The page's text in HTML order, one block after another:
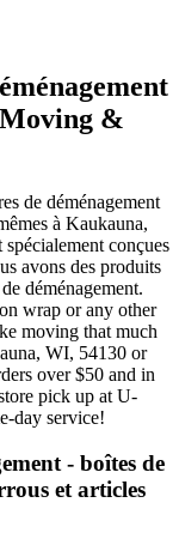
&
de déménagement
à Kaukauna,
conçues
avons des produits
déménagement.
wrap or any other
moving that much
WI, 54130 or
over $50 and in
pick up at U-
day service!
- boîtes de
et articles